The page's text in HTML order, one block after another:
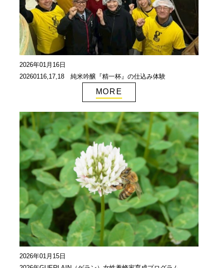
2026年01月16日
20260116,17,18 純米吟醸『精一杯』の仕込み体験
MORE
2026年01月15日